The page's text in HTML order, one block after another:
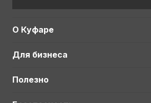
О Куфаре
Для бизнеса
Полезно